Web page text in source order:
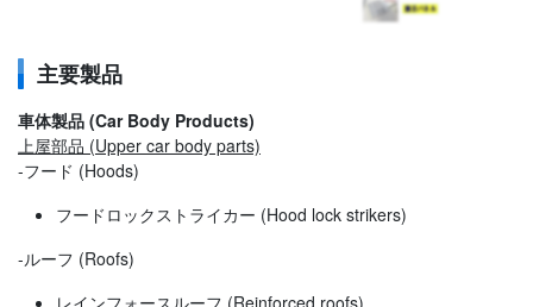
主要製品
車体製品 (Car Body Products)
上屋部品 (Upper car body parts)
-フード (Hoods)
フードロックストライカー (Hood lock strikers)
-ルーフ (Roofs)
レインフォースルーフ (Reinforced roofs)